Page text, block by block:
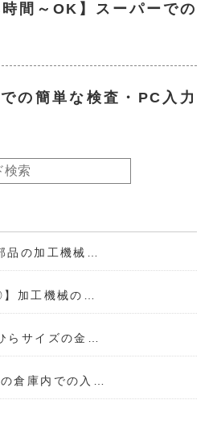
時間～OK】スーパーでの
の簡単な検査・PC入力
品の加工機械…
】加工機械の…
らサイズの金…
倉庫内での入…